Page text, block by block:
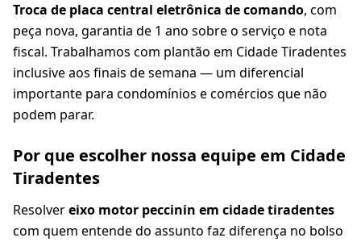
Troca de placa central eletrônica de comando, com
peça nova, garantia de 1 ano sobre o serviço e nota
fiscal. Trabalhamos com plantão em Cidade Tiradentes
inclusive aos finais de semana — um diferencial
importante para condomínios e comércios que não
podem parar.
Por que escolher nossa equipe em Cidade
Tiradentes
Resolvereixo motor peccinin em cidade tiradentes
com quem entende do assunto faz diferença no bolso